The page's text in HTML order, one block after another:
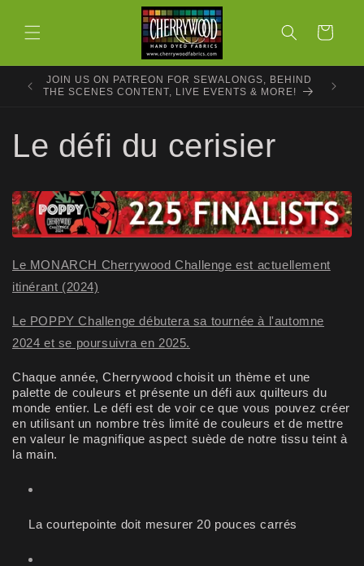
au
Panier
JOIN US ON PATREON FOR SEWALONGS, BEHIND
THE SCENES CONTENT, LIVE EVENTS & MORE!
Le défi du cerisier
Le MONARCH Cherrywood Challenge est actuellement
itinérant (2024)
Le POPPY Challenge débutera sa tournée à l'automne
2024 et se poursuivra en 2025.
Chaque année, Cherrywood choisit un thème et une
palette de couleurs et présente un défi aux quilteurs du
monde entier. Le défi est de voir ce que vous pouvez créer
en utilisant un nombre très limité de couleurs et de mettre
en valeur le magnifique aspect suède de notre tissu teint à
la main.
La courtepointe doit mesurer 20 pouces carrés